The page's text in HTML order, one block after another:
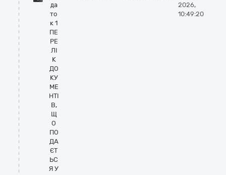
да
то
к 1
ПЕ
РЕ
ЛІ
К
ДО
КУ
МЕ
НТІ
В,
Щ
О
ПО
ДА
ЄТ
ЬС
Я У
2026,
10:49:20